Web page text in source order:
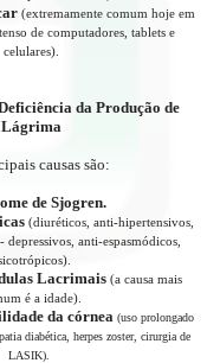
(extremamente comum hoje em
de computadores, tablets e
celulares).
da Produção de
Lágrima
causas são:
de Sjogren.
(diuréticos, anti-hipertensivos,
anti-espasmódicos,
Lacrimais (a causa mais
é a idade).
da córnea (uso prolongado
diabética, herpes zoster, cirurgia de
LASIK).